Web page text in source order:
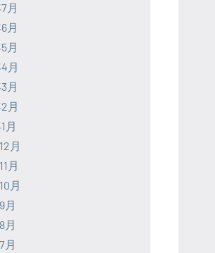
月
月
月
月
月
月
月
月
月
月
月
月
月